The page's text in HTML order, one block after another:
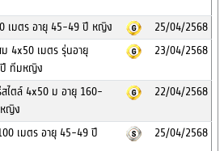
เมตร อายุ 45-49 ปี หญิง
25/04/2568
4x50 เมตร รุ่นอายุ
ทีมหญิง
23/04/2568
ไตล์ 4x50 ม อายุ 160-
ญิง
22/04/2568
เมตร อายุ 45-49 ปี
25/04/2568